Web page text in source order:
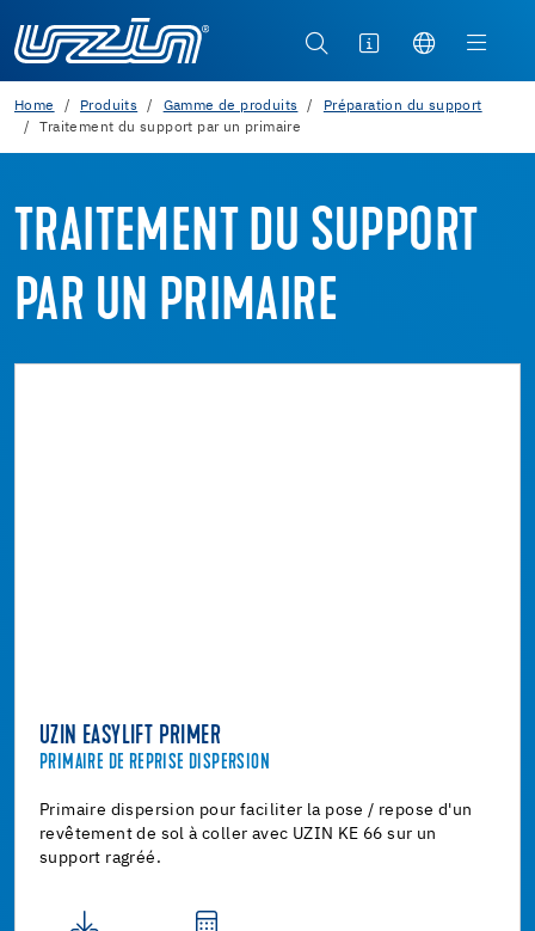
Home Produits Gamme de produits
Préparation du support
Traitement du support par un primaire
TRAITEMENT DU SUPPORT
PAR UN PRIMAIRE
UZIN EASYLIFT PRIMER
PRIMAIRE DE REPRISE DISPERSION
Primaire dispersion pour faciliter la pose / repose d'un
revêtement de sol à coller avec UZIN KE 66 sur un
support ragréé.